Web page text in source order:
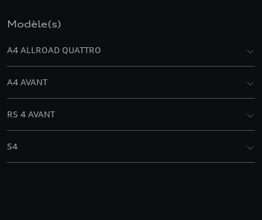
Modèle(s)
A4 ALLROAD QUATTRO
A4 AVANT
RS 4 AVANT
S4